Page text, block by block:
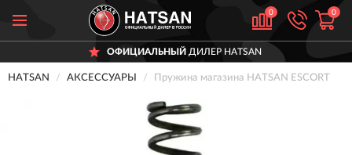
0 0
ОФИЦИАЛЬНЫЙ ДИЛЕР HATSAN
HATSAN АКСЕССУАРЫ Пружина магазина HATSAN ESCORT